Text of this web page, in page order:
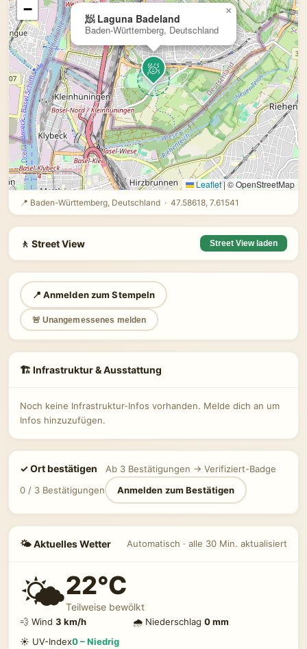
🧖
🧖 Laguna Badeland
Baden-Württemberg, Deutschland
×
−
Leaflet |© OpenStreetMap
📍 Baden-Württemberg, Deutschland · 47.58618, 7.61541
🚶 Street View Street View laden
📍 Anmelden zum Stempeln
🚨 Unangemessenes melden
🏗 Infrastruktur & Ausstattung
Noch keine Infrastruktur-Infos vorhanden. Melde dich an um
Infos hinzuzufügen.
✓ Ort bestätigen
Ab 3 Bestätigungen → Verifiziert-Badge
0 / 3 Bestätigungen
Anmelden zum Bestätigen
🌤 Aktuelles Wetter Automatisch · alle 30 Min. aktualisiert
🌤️22°C
Teilweise bewölkt
💨 Wind 3 km/h 🌧 Niederschlag 0 mm
☀️ UV-Index0 – Niedrig